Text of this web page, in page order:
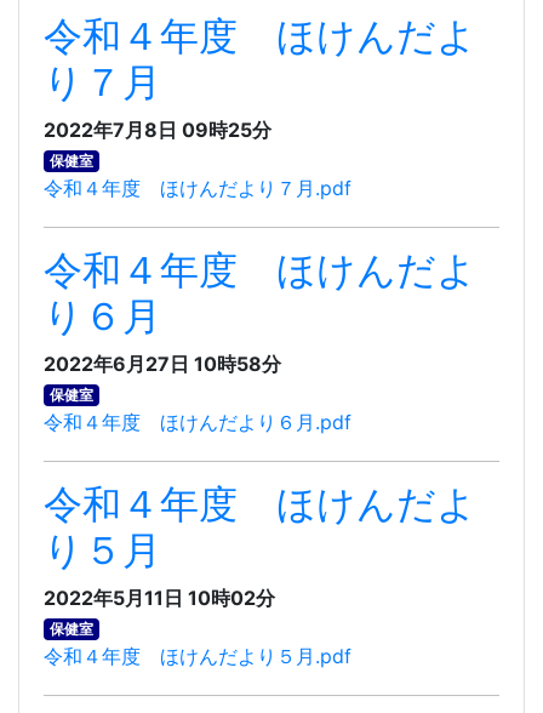
令和４年度 ほけんだよ
り７月
2022年7月8日 09時25分
保健室
令和４年度 ほけんだより７月.pdf
令和４年度 ほけんだよ
り６月
2022年6月27日 10時58分
保健室
令和４年度 ほけんだより６月.pdf
令和４年度 ほけんだよ
り５月
2022年5月11日 10時02分
保健室
令和４年度 ほけんだより５月.pdf